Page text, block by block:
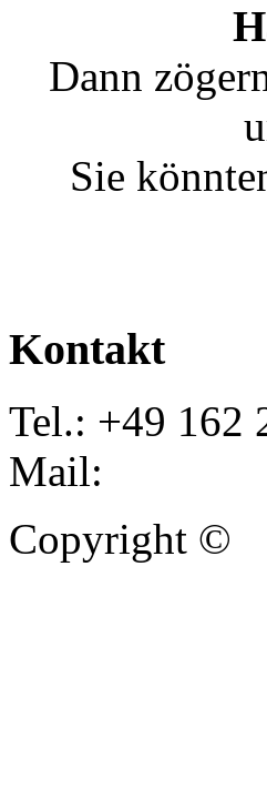
Dann
Sie
Kontakt
Tel.: +49 162
Mail:
Copyright ©